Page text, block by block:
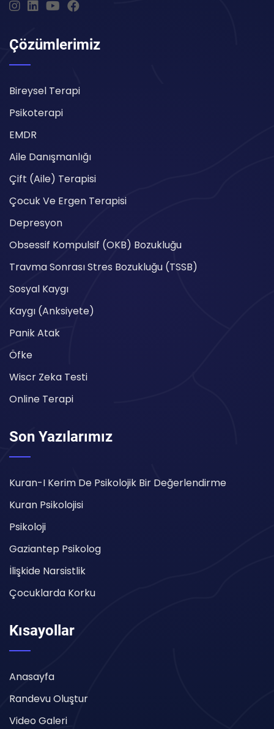
Çözümlerimiz
Bireysel Terapi
Psikoterapi
EMDR
Aile Danışmanlığı
Çift (Aile) Terapisi
Çocuk Ve Ergen Terapisi
Depresyon
Obsessif Kompulsif (OKB) Bozukluğu
Travma Sonrası Stres Bozukluğu (TSSB)
Sosyal Kaygı
Kaygı (Anksiyete)
Panik Atak
Öfke
Wiscr Zeka Testi
Online Terapi
Son Yazılarımız
Kuran-I Kerim De Psikolojik Bir Değerlendirme
Kuran Psikolojisi
Psikoloji
Gaziantep Psikolog
İlişkide Narsistlik
Çocuklarda Korku
Kısayollar
Anasayfa
Randevu Oluştur
Video Galeri